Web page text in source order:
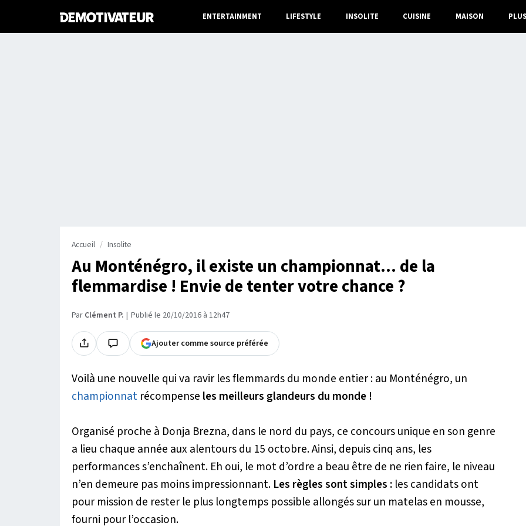
ENTERTAINMENT LIFESTYLE INSOLITE CUISINE MAISON PLUS
Accueil Insolite
Au Monténégro, il existe un championnat... de la
flemmardise ! Envie de tenter votre chance ?
Par Clément P. Publié le 20/10/2016 à 12h47
Ajouter comme source préférée
Voilà une nouvelle qui va ravir les flemmards du monde entier : au Monténégro, un
championnat récompense les meilleurs glandeurs du monde !
Organisé proche à Donja Brezna, dans le nord du pays, ce concours unique en son genre
a lieu chaque année aux alentours du 15 octobre. Ainsi, depuis cinq ans, les
performances s’enchaînent. Eh oui, le mot d’ordre a beau être de ne rien faire, le niveau
n’en demeure pas moins impressionnant. Les règles sont simples : les candidats ont
pour mission de rester le plus longtemps possible allongés sur un matelas en mousse,
fourni pour l’occasion.